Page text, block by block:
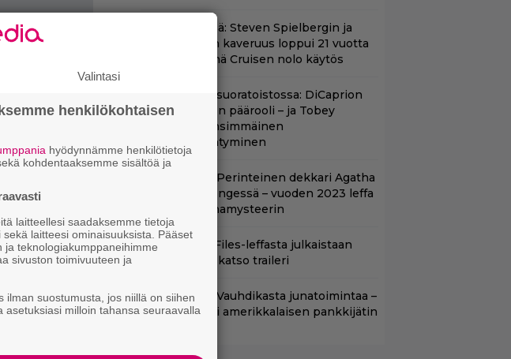
Tänään tv:ssä: Steven Spielbergin ja
Tom Cruisen kaveruus loppui 21 vuotta
sitten – Syynä Cruisen nolo käytös
Huippuleffa suoratoistossa: DiCaprion
ensimmäinen päärooli – ja Tobey
Maguiren ensimmäinen
elokuvaesiintyminen
Illalla tv:ssä: Perinteinen dekkari Agatha
Christien hengessä – vuoden 2023 leffa
tarjoaa murhamysteerin
Vanhasta X-Files-leffasta julkaistaan
K18-versio – katso traileri
Illalla tv:ssä: Vauhdikasta junatoimintaa –
leffa suututti amerikkalaisen pankkijätin
Valintasi
henkilökohtaisen
hyödynnämme henkilötietoja
kohdentaaksemme sisältöä ja
laitteellesi saadaksemme tietoja
laitteesi ominaisuuksista. Pääset
ja teknologiakumppaneihimme
sivuston toimivuuteen ja
ilman suostumusta, jos niillä on siihen
milloin tahansa seuraavalla